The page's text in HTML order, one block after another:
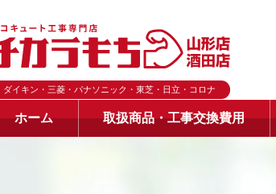
ダイキン・三菱・パナソニック・東芝・日立・コロナ
ホーム 取扱商品・工事交換費用